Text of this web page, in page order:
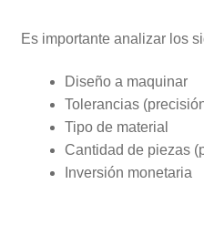
Es importante analizar los
Diseño a maquinar
Tolerancias
Tipo de material
Cantidad de piezas
Inversión monetaria